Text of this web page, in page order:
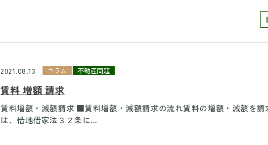
2021.08.13 コラム 不動産問題
賃料 増額 請求
賃料増額・減額請求 ■賃料増額・減額請求の流れ賃料の増額・減額を請
は、借地借家法３２条に...